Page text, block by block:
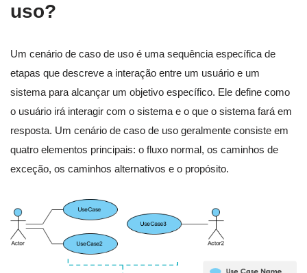
uso?
Um cenário de caso de uso é uma sequência específica de
etapas que descreve a interação entre um usuário e um
sistema para alcançar um objetivo específico. Ele define como
o usuário irá interagir com o sistema e o que o sistema fará em
resposta. Um cenário de caso de uso geralmente consiste em
quatro elementos principais: o fluxo normal, os caminhos de
exceção, os caminhos alternativos e o propósito.